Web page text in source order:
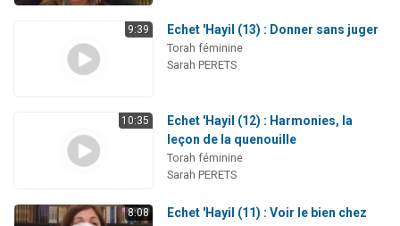
9:39 Echet 'Hayil (13) : Donner sans juger
Torah féminine
Sarah PERETS
10:35
Echet 'Hayil (12) : Harmonies, la
leçon de la quenouille
Torah féminine
Sarah PERETS
8:08
Echet 'Hayil (11) : Voir le bien chez